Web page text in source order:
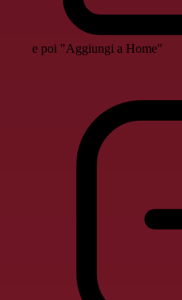
e poi "Aggiungi a Home"